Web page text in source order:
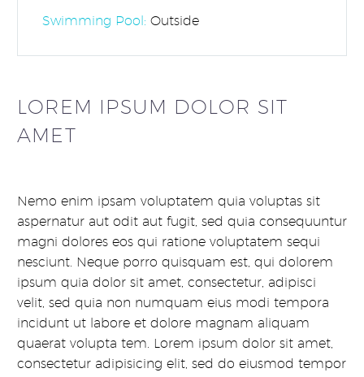
Swimming Pool: Outside
LOREM IPSUM DOLOR SIT
AMET
Nemo enim ipsam voluptatem quia voluptas sit
aspernatur aut odit aut fugit, sed quia consequuntur
magni dolores eos qui ratione voluptatem sequi
nesciunt. Neque porro quisquam est, qui dolorem
ipsum quia dolor sit amet, consectetur, adipisci
velit, sed quia non numquam eius modi tempora
incidunt ut labore et dolore magnam aliquam
quaerat volupta tem. Lorem ipsum dolor sit amet,
consectetur adipisicing elit, sed do eiusmod tempor